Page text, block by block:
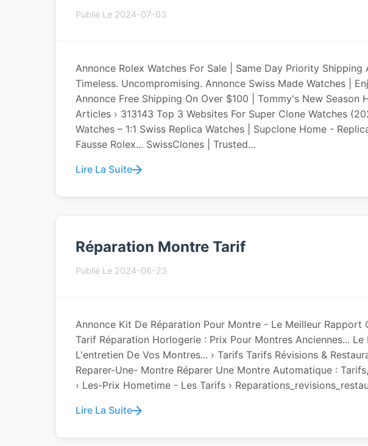
Publié Le 2024-07-03
Annonce Rolex Watches For Sale | Same Day Priority Shipping
Timeless. Uncompromising. Annonce Swiss Made Watches |
Annonce Free Shipping On Over $100 | Tommy's New Season
Articles › 313143 Top 3 Websites For Super Clone Watches
Watches – 1:1 Swiss Replica Watches | Supclone Home -
Fausse Rolex... SwissClones | Trusted...
Lire La Suite
Réparation Montre Tarif
Publié Le 2024-06-23
Annonce Kit De Réparation Pour Montre - Le Meilleur Rapport
Tarif Réparation Horlogerie : Prix Pour Montres Anciennes...
L'entretien De Vos Montres... › Tarifs Tarifs Révisions &
Reparer-Une- Montre Réparer Une Montre Automatique :
› Les-Prix Hometime - Les Tarifs ›
Lire La Suite